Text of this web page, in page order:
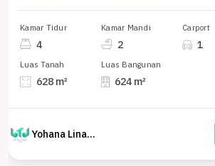
Kamar Tidur
4
Kamar Mandi
2
Carport
1
Luas Tanah
628 m²
Luas Bangunan
624 m²
Yohana Linawati Sutanto